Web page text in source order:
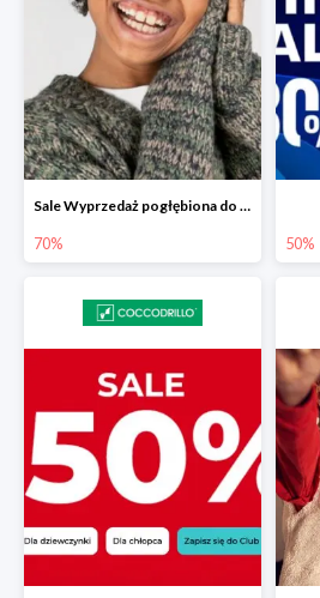
Sale Wyprzedaż pogłębiona do -70%
70% 50%